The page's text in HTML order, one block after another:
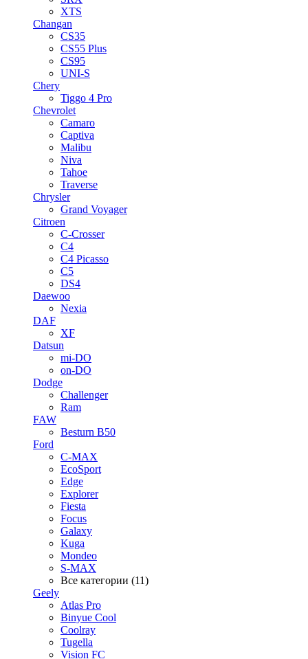
XTS
Changan
CS35
CS55 Plus
CS95
UNI-S
Chery
Tiggo 4 Pro
Chevrolet
Camaro
Captiva
Malibu
Niva
Tahoe
Traverse
Chrysler
Grand Voyager
Citroen
C-Crosser
C4
C4 Picasso
C5
DS4
Daewoo
Nexia
DAF
XF
Datsun
mi-DO
on-DO
Dodge
Challenger
Ram
FAW
Besturn B50
Ford
C-MAX
EcoSport
Edge
Explorer
Fiesta
Focus
Galaxy
Kuga
Mondeo
S-MAX
Все категории (11)
Geely
Atlas Pro
Binyue Cool
Coolray
Tugella
Vision FC